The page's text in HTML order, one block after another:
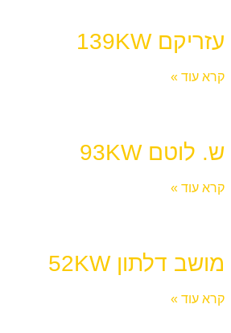
עזריקם 139KW
קרא עוד »
ש. לוטם 93KW
קרא עוד »
מושב דלתון 52KW
קרא עוד »